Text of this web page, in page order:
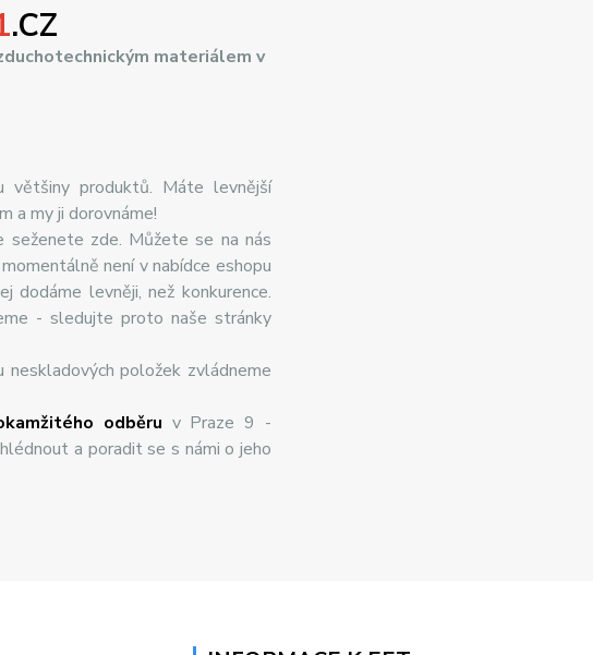
.CZ
materiálem v
většiny produktů. Máte levnější
a my ji dorovnáme!
seženete zde. Můžete se na nás
není v nabídce eshopu
dodáme levněji, než konkurence.
- sledujte proto naše stránky
neskladových položek zvládneme
odběru v Praze 9 -
a poradit se s námi o jeho